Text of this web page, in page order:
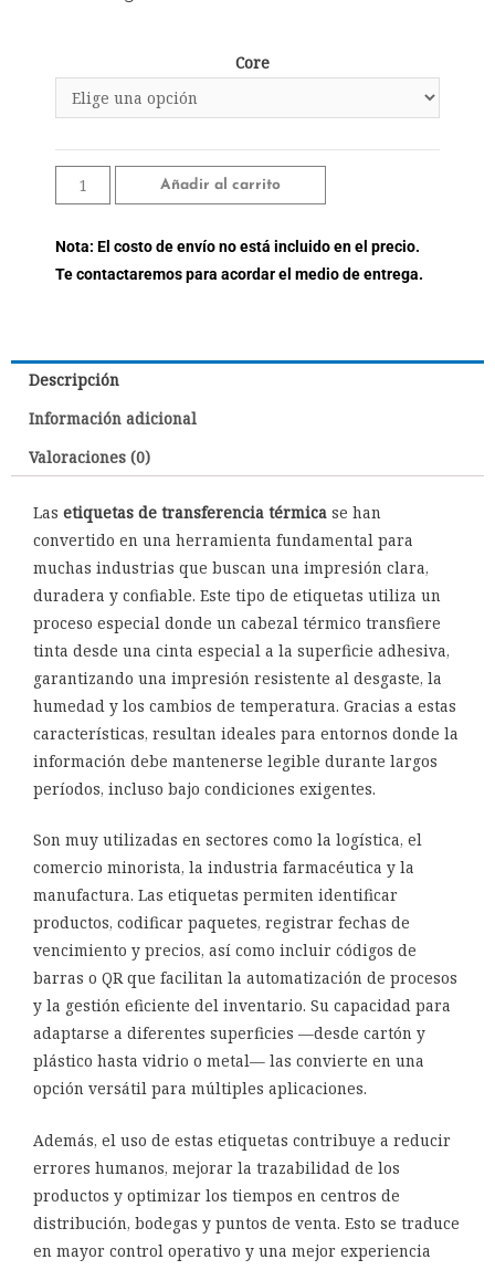
Core
Añadir al carrito
Nota: El costo de envío no está incluido en el precio.
Te contactaremos para acordar el medio de entrega.
Descripción
Información adicional
Valoraciones (0)
Las etiquetas de transferencia térmica se han
convertido en una herramienta fundamental para
muchas industrias que buscan una impresión clara,
duradera y confiable. Este tipo de etiquetas utiliza un
proceso especial donde un cabezal térmico transfiere
tinta desde una cinta especial a la superficie adhesiva,
garantizando una impresión resistente al desgaste, la
humedad y los cambios de temperatura. Gracias a estas
características, resultan ideales para entornos donde la
información debe mantenerse legible durante largos
períodos, incluso bajo condiciones exigentes.
Son muy utilizadas en sectores como la logística, el
comercio minorista, la industria farmacéutica y la
manufactura. Las etiquetas permiten identificar
productos, codificar paquetes, registrar fechas de
vencimiento y precios, así como incluir códigos de
barras o QR que facilitan la automatización de procesos
y la gestión eficiente del inventario. Su capacidad para
adaptarse a diferentes superficies —desde cartón y
plástico hasta vidrio o metal— las convierte en una
opción versátil para múltiples aplicaciones.
Además, el uso de estas etiquetas contribuye a reducir
errores humanos, mejorar la trazabilidad de los
productos y optimizar los tiempos en centros de
distribución, bodegas y puntos de venta. Esto se traduce
en mayor control operativo y una mejor experiencia